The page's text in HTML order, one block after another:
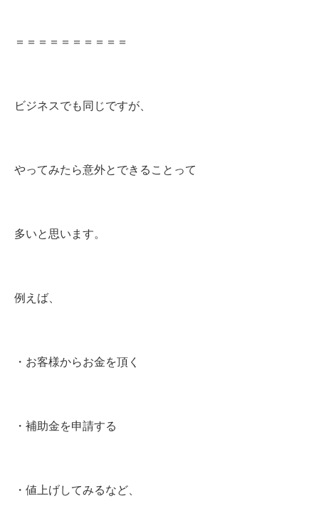
＝＝＝＝＝＝＝＝＝＝
ビジネスでも同じですが、
やってみたら意外とできることって
多いと思います。
例えば、
・お客様からお金を頂く
・補助金を申請する
・値上げしてみるなど、